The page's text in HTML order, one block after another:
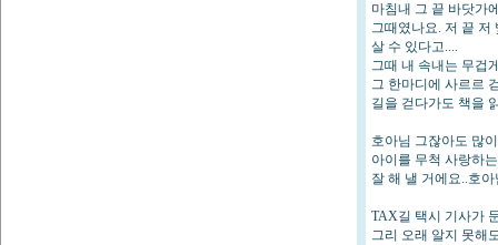
마침내 그 끝 바닷가
그때였나요. 저 끝 저
살 수 있다고....
그때 내 속내는 무겁
그 한마디에 사르르
길을 걷다가도 책을
호아님 그잖아도 많
아이를 무척 사랑하
잘 해 낼 거에요..호아
TAX길 택시 기사가
그리 오래 알지 못해